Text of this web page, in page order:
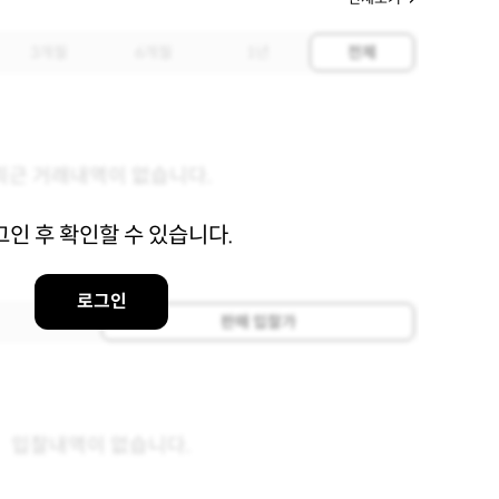
인 후 확인할 수 있습니다.
로그인
전체
판매 입찰가